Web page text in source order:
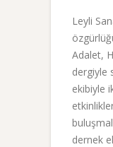
Leyli
Adalet,
dergiyle
ekibiyle
dernek